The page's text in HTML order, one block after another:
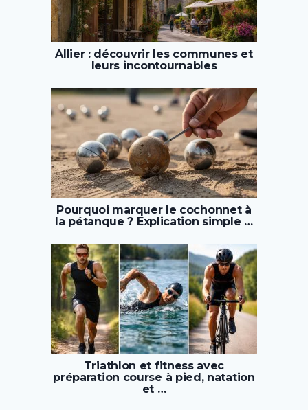
Allier : découvrir les communes et
leurs incontournables
Pourquoi marquer le cochonnet à
la pétanque ? Explication simple …
Triathlon et fitness avec
préparation course à pied, natation
et …